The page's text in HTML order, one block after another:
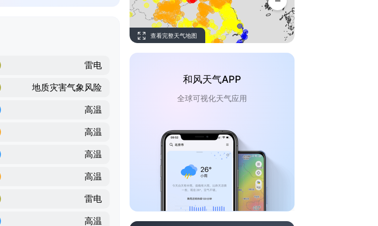
雷电
地质灾害气象风险
高温
高温
高温
高温
雷电
高温
查看完整天气地图
和风天气APP
全球可视化天气应用